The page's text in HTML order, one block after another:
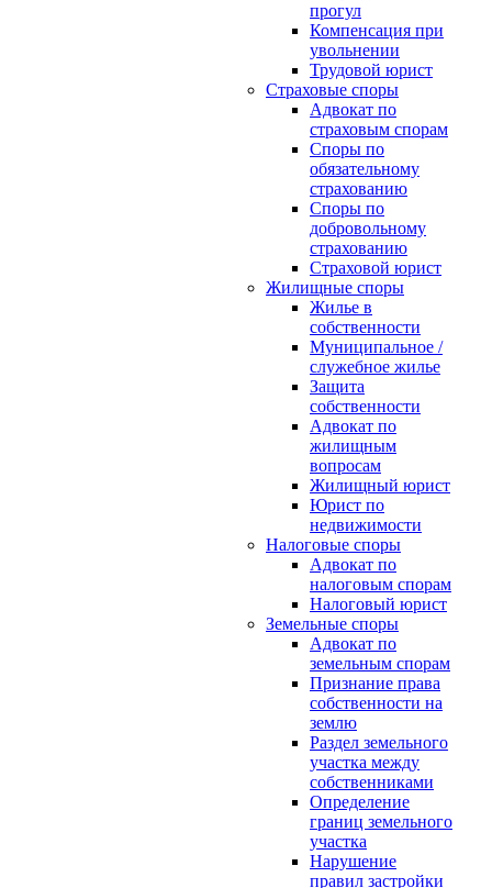
прогул
Компенсация при
увольнении
Трудовой юрист
Страховые споры
Адвокат по
страховым спорам
Споры по
обязательному
страхованию
Споры по
добровольному
страхованию
Страховой юрист
Жилищные споры
Жилье в
собственности
Муниципальное /
служебное жилье
Защита
собственности
Адвокат по
жилищным
вопросам
Жилищный юрист
Юрист по
недвижимости
Налоговые споры
Адвокат по
налоговым спорам
Налоговый юрист
Земельные споры
Адвокат по
земельным спорам
Признание права
собственности на
землю
Раздел земельного
участка между
собственниками
Определение
границ земельного
участка
Нарушение
правил застройки